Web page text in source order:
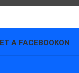
A FACEBOOKON